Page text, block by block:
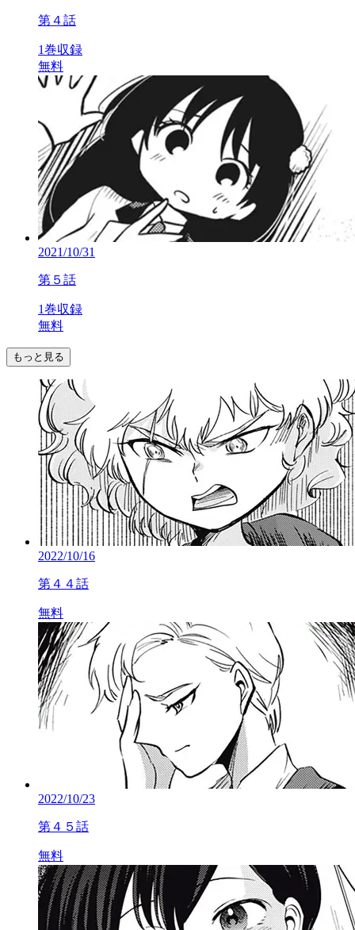
第４話
1巻収録
無料
2021/10/31
第５話
1巻収録
無料
もっと見る
2022/10/16
第４４話
無料
2022/10/23
第４５話
無料